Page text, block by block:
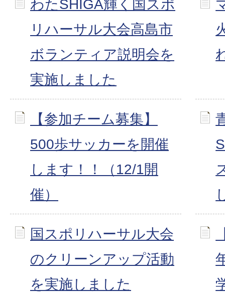
わたSHIGA輝く国スポ
リハーサル大会高島市
ボランティア説明会を
実施しました
【参加チーム募集】
500歩サッカーを開催
します！！（12/1開
催）
国スポリハーサル大会
のクリーンアップ活動
を実施しました